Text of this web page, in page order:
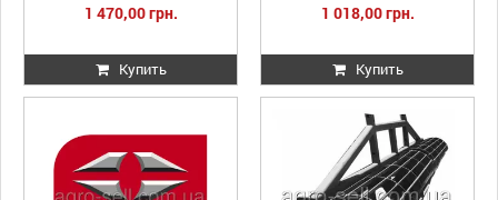
1 470,00 грн.
Купить
1 018,00 грн.
Купить